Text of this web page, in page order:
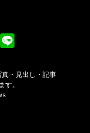
・見出し・記事
す。